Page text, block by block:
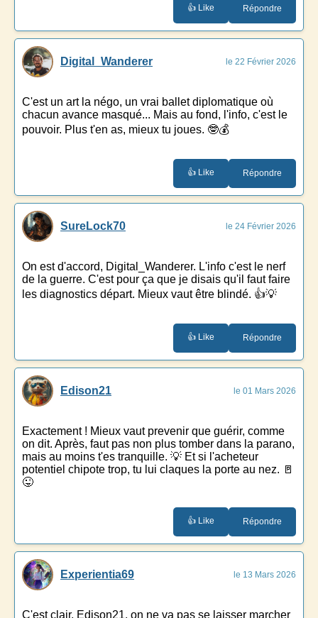
👍 Like Répondre
Digital_Wanderer le 22 Février 2026
C'est un art la négo, un vrai ballet diplomatique où
chacun avance masqué... Mais au fond, l'info, c'est le
pouvoir. Plus t'en as, mieux tu joues. 🤓💰
👍 Like Répondre
SureLock70 le 24 Février 2026
On est d'accord, Digital_Wanderer. L'info c'est le nerf
de la guerre. C'est pour ça que je disais qu'il faut faire
les diagnostics départ. Mieux vaut être blindé. 👍💡
👍 Like Répondre
Edison21 le 01 Mars 2026
Exactement ! Mieux vaut prevenir que guérir, comme
on dit. Après, faut pas non plus tomber dans la parano,
mais au moins t'es tranquille. 💡 Et si l'acheteur
potentiel chipote trop, tu lui claques la porte au nez. 🚪
😜
👍 Like Répondre
Experientia69 le 13 Mars 2026
C'est clair, Edison21, on ne va pas se laisser marcher